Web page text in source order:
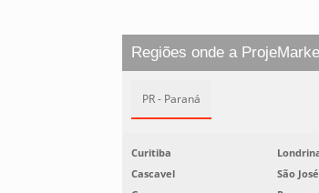
Regiões onde a
PR - Paraná
Curitiba
Cascavel
São